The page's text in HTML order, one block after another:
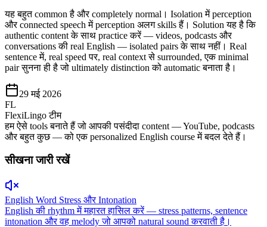
यह बहुत common है और completely normal। Isolation में perception
और connected speech में perception अलग skills हैं। Solution यह है कि
authentic content के साथ practice करें — videos, podcasts और
conversations की real English — isolated pairs के साथ नहीं। Real
sentence में, real speed पर, real context से surrounded, एक minimal
pair सुनना ही है जो ultimately distinction को automatic बनाता है।
29 मई 2026
FL
FlexiLingo टीम
हम ऐसे tools बनाते हैं जो आपकी पसंदीदा content — YouTube, podcasts
और बहुत कुछ — को एक personalized English course में बदल देते हैं।
सीखना जारी रखें
English Word Stress और Intonation
English की rhythm में महारत हासिल करें — stress patterns, sentence
intonation और वह melody जो आपको natural sound करवाती है।